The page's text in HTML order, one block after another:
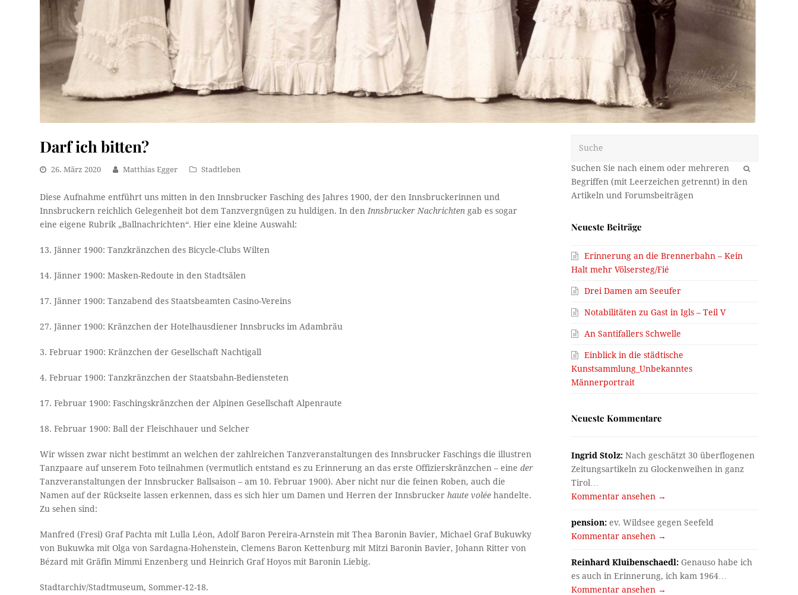
Darf ich bitten?
26. März 2020 Matthias Egger Stadtleben
Diese Aufnahme entführt uns mitten in den Innsbrucker Fasching des Jahres 1900, der den Innsbruckerinnen und
Innsbruckern reichlich Gelegenheit bot dem Tanzvergnügen zu huldigen. In den Innsbrucker Nachrichten gab es sogar
eine eigene Rubrik „Ballnachrichten“. Hier eine kleine Auswahl:
13. Jänner 1900: Tanzkränzchen des Bicycle-Clubs Wilten
14. Jänner 1900: Masken-Redoute in den Stadtsälen
17. Jänner 1900: Tanzabend des Staatsbeamten Casino-Vereins
27. Jänner 1900: Kränzchen der Hotelhausdiener Innsbrucks im Adambräu
3. Februar 1900: Kränzchen der Gesellschaft Nachtigall
4. Februar 1900: Tanzkränzchen der Staatsbahn-Bediensteten
17. Februar 1900: Faschingskränzchen der Alpinen Gesellschaft Alpenraute
18. Februar 1900: Ball der Fleischhauer und Selcher
Wir wissen zwar nicht bestimmt an welchen der zahlreichen Tanzveranstaltungen des Innsbrucker Faschings die illustren
Tanzpaare auf unserem Foto teilnahmen (vermutlich entstand es zu Erinnerung an das erste Offizierskränzchen – eine der
Tanzveranstaltungen der Innsbrucker Ballsaison – am 10. Februar 1900). Aber nicht nur die feinen Roben, auch die
Namen auf der Rückseite lassen erkennen, dass es sich hier um Damen und Herren der Innsbrucker haute volée handelte.
Zu sehen sind:
Manfred (Fresi) Graf Pachta mit Lulla Léon, Adolf Baron Pereira-Arnstein mit Thea Baronin Bavier, Michael Graf Bukuwky
von Bukuwka mit Olga von Sardagna-Hohenstein, Clemens Baron Kettenburg mit Mitzi Baronin Bavier, Johann Ritter von
Bézard mit Gräfin Mimmi Enzenberg und Heinrich Graf Hoyos mit Baronin Liebig.
Stadtarchiv/Stadtmuseum, Sommer-12-18.
OK
Neueste Beiträge
Erinnerung an die Brennerbahn – Kein
Halt mehr Völsersteg/Fié
Drei Damen am Seeufer
Notabilitäten zu Gast in Igls – Teil V
An Santifallers Schwelle
Einblick in die städtische
Kunstsammlung_Unbekanntes
Männerportrait
Neueste Kommentare
Ingrid Stolz: Nach geschätzt 30 überflogenen
Zeitungsartikeln zu Glockenweihen in ganz
Tirol…
Kommentar ansehen →
pension: ev. Wildsee gegen Seefeld
Kommentar ansehen →
Reinhard Kluibenschaedl: Genauso habe ich
es auch in Erinnerung, ich kam 1964…
Kommentar ansehen →